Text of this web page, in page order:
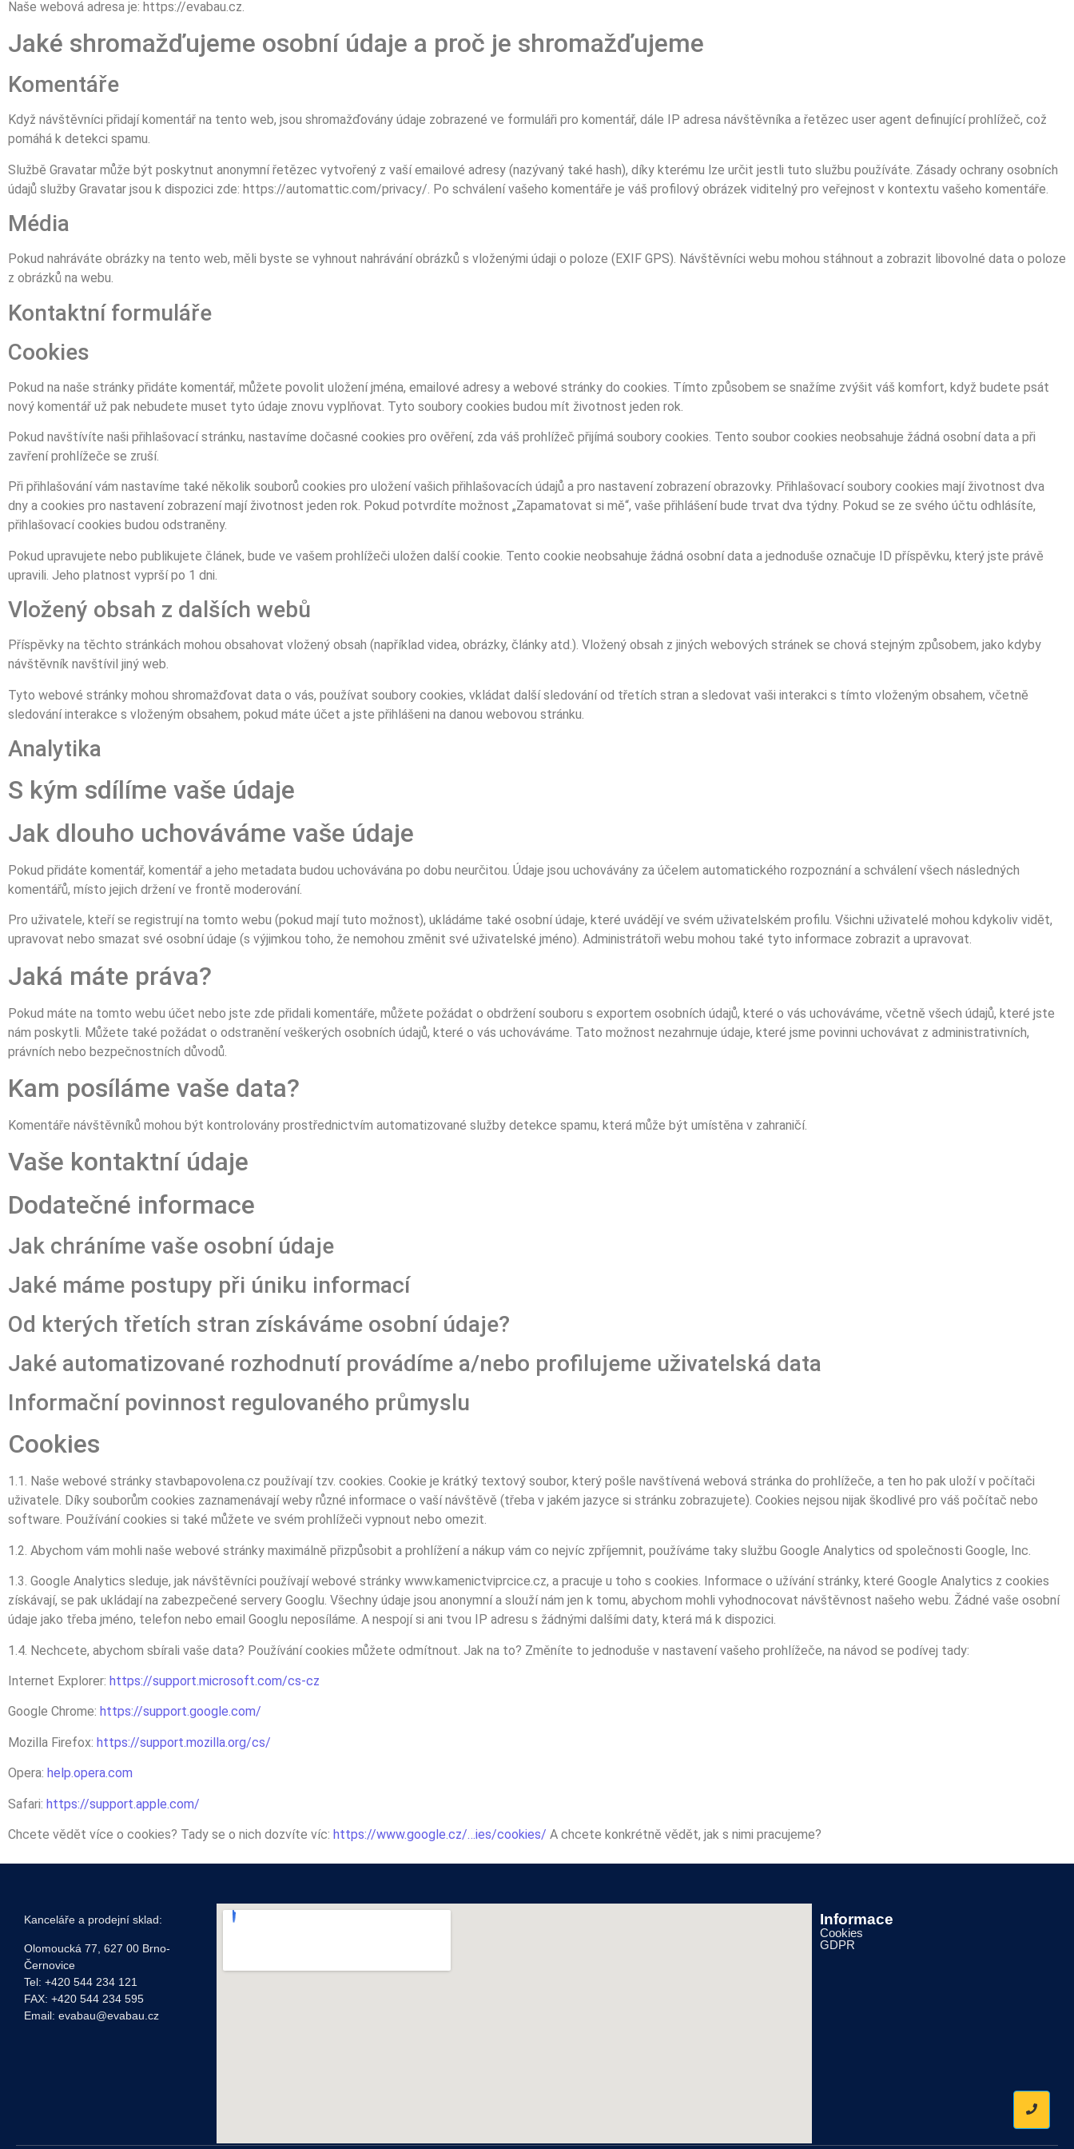
Naše webová adresa je: https://evabau.cz.
Jaké shromažďujeme osobní údaje a proč je shromažďujeme
Komentáře
Když návštěvníci přidají komentář na tento web, jsou shromažďovány údaje zobrazené ve formuláři pro komentář, dále IP adresa návštěvníka a řetězec user agent definující prohlížeč, což
pomáhá k detekci spamu.
Službě Gravatar může být poskytnut anonymní řetězec vytvořený z vaší emailové adresy (nazývaný také hash), díky kterému lze určit jestli tuto službu používáte. Zásady ochrany osobních
údajů služby Gravatar jsou k dispozici zde: https://automattic.com/privacy/. Po schválení vašeho komentáře je váš profilový obrázek viditelný pro veřejnost v kontextu vašeho komentáře.
Média
Pokud nahráváte obrázky na tento web, měli byste se vyhnout nahrávání obrázků s vloženými údaji o poloze (EXIF GPS). Návštěvníci webu mohou stáhnout a zobrazit libovolné data o poloze
z obrázků na webu.
Kontaktní formuláře
Cookies
Pokud na naše stránky přidáte komentář, můžete povolit uložení jména, emailové adresy a webové stránky do cookies. Tímto způsobem se snažíme zvýšit váš komfort, když budete psát
nový komentář už pak nebudete muset tyto údaje znovu vyplňovat. Tyto soubory cookies budou mít životnost jeden rok.
Pokud navštívíte naši přihlašovací stránku, nastavíme dočasné cookies pro ověření, zda váš prohlížeč přijímá soubory cookies. Tento soubor cookies neobsahuje žádná osobní data a při
zavření prohlížeče se zruší.
Při přihlašování vám nastavíme také několik souborů cookies pro uložení vašich přihlašovacích údajů a pro nastavení zobrazení obrazovky. Přihlašovací soubory cookies mají životnost dva
dny a cookies pro nastavení zobrazení mají životnost jeden rok. Pokud potvrdíte možnost „Zapamatovat si mě“, vaše přihlášení bude trvat dva týdny. Pokud se ze svého účtu odhlásíte,
přihlašovací cookies budou odstraněny.
Pokud upravujete nebo publikujete článek, bude ve vašem prohlížeči uložen další cookie. Tento cookie neobsahuje žádná osobní data a jednoduše označuje ID příspěvku, který jste právě
upravili. Jeho platnost vyprší po 1 dni.
Vložený obsah z dalších webů
Příspěvky na těchto stránkách mohou obsahovat vložený obsah (například videa, obrázky, články atd.). Vložený obsah z jiných webových stránek se chová stejným způsobem, jako kdyby
návštěvník navštívil jiný web.
Tyto webové stránky mohou shromažďovat data o vás, používat soubory cookies, vkládat další sledování od třetích stran a sledovat vaši interakci s tímto vloženým obsahem, včetně
sledování interakce s vloženým obsahem, pokud máte účet a jste přihlášeni na danou webovou stránku.
Analytika
S kým sdílíme vaše údaje
Jak dlouho uchováváme vaše údaje
Pokud přidáte komentář, komentář a jeho metadata budou uchovávána po dobu neurčitou. Údaje jsou uchovávány za účelem automatického rozpoznání a schválení všech následných
komentářů, místo jejich držení ve frontě moderování.
Pro uživatele, kteří se registrují na tomto webu (pokud mají tuto možnost), ukládáme také osobní údaje, které uvádějí ve svém uživatelském profilu. Všichni uživatelé mohou kdykoliv vidět,
upravovat nebo smazat své osobní údaje (s výjimkou toho, že nemohou změnit své uživatelské jméno). Administrátoři webu mohou také tyto informace zobrazit a upravovat.
Jaká máte práva?
Pokud máte na tomto webu účet nebo jste zde přidali komentáře, můžete požádat o obdržení souboru s exportem osobních údajů, které o vás uchováváme, včetně všech údajů, které jste
nám poskytli. Můžete také požádat o odstranění veškerých osobních údajů, které o vás uchováváme. Tato možnost nezahrnuje údaje, které jsme povinni uchovávat z administrativních,
právních nebo bezpečnostních důvodů.
Kam posíláme vaše data?
Komentáře návštěvníků mohou být kontrolovány prostřednictvím automatizované služby detekce spamu, která může být umístěna v zahraničí.
Vaše kontaktní údaje
Dodatečné informace
Jak chráníme vaše osobní údaje
Jaké máme postupy při úniku informací
Od kterých třetích stran získáváme osobní údaje?
Jaké automatizované rozhodnutí provádíme a/nebo profilujeme uživatelská data
Informační povinnost regulovaného průmyslu
Cookies
1.1. Naše webové stránky stavbapovolena.cz používají tzv. cookies. Cookie je krátký textový soubor, který pošle navštívená webová stránka do prohlížeče, a ten ho pak uloží v počítači
uživatele. Díky souborům cookies zaznamenávají weby různé informace o vaší návštěvě (třeba v jakém jazyce si stránku zobrazujete). Cookies nejsou nijak škodlivé pro váš počítač nebo
software. Používání cookies si také můžete ve svém prohlížeči vypnout nebo omezit.
1.2. Abychom vám mohli naše webové stránky maximálně přizpůsobit a prohlížení a nákup vám co nejvíc zpříjemnit, používáme taky službu Google Analytics od společnosti Google, Inc.
1.3. Google Analytics sleduje, jak návštěvníci používají webové stránky www.kamenictviprcice.cz, a pracuje u toho s cookies. Informace o užívání stránky, které Google Analytics z cookies
získávají, se pak ukládají na zabezpečené servery Googlu. Všechny údaje jsou anonymní a slouží nám jen k tomu, abychom mohli vyhodnocovat návštěvnost našeho webu. Žádné vaše osobní
údaje jako třeba jméno, telefon nebo email Googlu neposíláme. A nespojí si ani tvou IP adresu s žádnými dalšími daty, která má k dispozici.
1.4. Nechcete, abychom sbírali vaše data? Používání cookies můžete odmítnout. Jak na to? Změníte to jednoduše v nastavení vašeho prohlížeče, na návod se podívej tady:
Internet Explorer: https://support.microsoft.com/cs-cz
Google Chrome: https://support.google.com/
Mozilla Firefox: https://support.mozilla.org/cs/
Opera: help.opera.com
Safari: https://support.apple.com/
Chcete vědět více o cookies? Tady se o nich dozvíte víc: https://www.google.cz/…ies/cookies/ A chcete konkrétně vědět, jak s nimi pracujeme?
Kanceláře a prodejní sklad:
Olomoucká 77, 627 00 Brno-
Černovice
Tel: +420 544 234 121
FAX: +420 544 234 595
Email: evabau@evabau.cz
Informace
Cookies
GDPR